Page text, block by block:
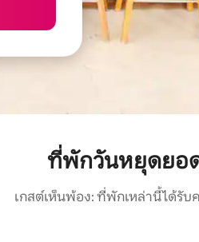
ที่พักวันหยุดยอ
เกสต์เห็นพ้อง: ที่พักเหล่านี้ได้รั